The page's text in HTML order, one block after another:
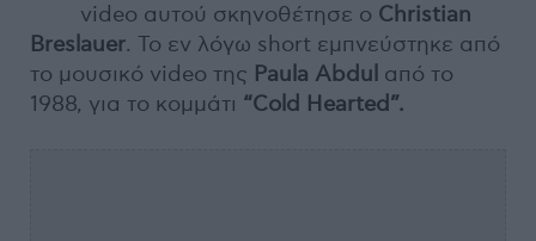
video αυτού σκηνοθέτησε ο Christian
Breslauer. Το εν λόγω short εμπνεύστηκε από
το μουσικό video της Paula Abdul από το
1988, για το κομμάτι “Cold Hearted”.